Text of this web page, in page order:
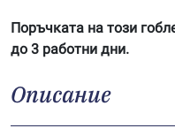
Поръчката на този
до 3 работни дни.
Описание